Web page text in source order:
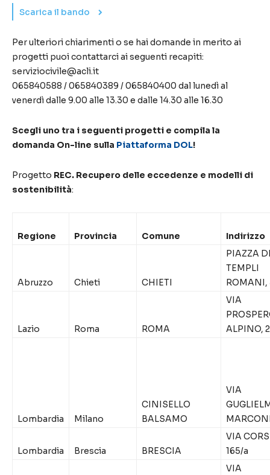
Scarica il bando
Per ulteriori chiarimenti o se hai domande in merito ai
progetti puoi contattarci ai seguenti recapiti:
serviziocivile@acli.it
065840588 / 065840389 / 065840400 dal lunedì al
venerdì dalle 9.00 alle 13.30 e dalle 14.30 alle 16.30
Scegli uno tra i seguenti progetti e compila la
domanda On-line sulla Piattaforma DOL!
Progetto REC. Recupero delle eccedenze e modelli di
sostenibilità:
Regione Provincia Comune Indirizzo
Abruzzo Chieti CHIETI
PIAZZA
TEMPLI
ROMANI,
Lazio Roma ROMA
VIA
ALPINO,
Lombardia Milano
CINISELLO
BALSAMO
VIA
Lombardia Brescia BRESCIA
VIA
165/a
VIA